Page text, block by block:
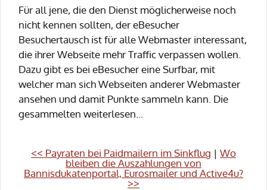
Für all jene, die den Dienst möglicherweise noch
nicht kennen sollten, der eBesucher
Besuchertausch ist für alle Webmaster interessant,
die ihrer Webseite mehr Traffic verpassen wollen.
Dazu gibt es bei eBesucher eine Surfbar, mit
welcher man sich Webseiten anderer Webmaster
ansehen und damit Punkte sammeln kann. Die
gesammelten weiterlesen...
<< Payraten bei Paidmailern im Sinkflug | Wo
bleiben die Auszahlungen von
Bannisdukatenportal, Eurosmailer und Active4u?
>>